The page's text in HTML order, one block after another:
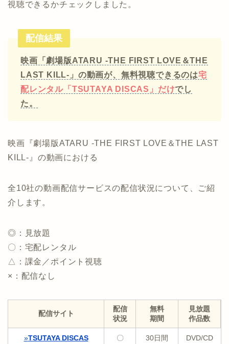
視聴できるかチェックしました。
配信結果
映画「劇場版ATARU ‐THE FIRST LOVE＆THE
LAST KILL‐」の動画が、無料視聴できるのは宅
配レンタル「TSUTAYA DISCAS」だけでし
た。
映画『劇場版ATARU ‐THE FIRST LOVE＆THE LAST
KILL‐』の動画における
全10社の動画配信サービスの配信状況について、ご紹
介します。
◎：見放題
〇：宅配レンタル
△：課金／ポイント視聴
×：配信なし
配信サイト
配信
状況
無料
期間
見放題
作品数
»TSUTAYA DISCAS 〇 30日間 DVD/CD